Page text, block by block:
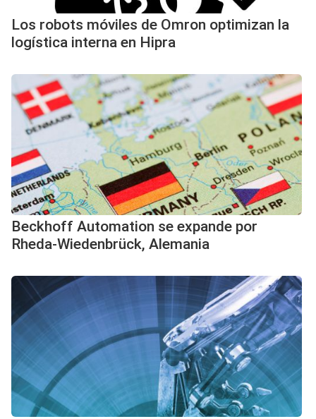
Los robots móviles de Omron optimizan la
logística interna en Hipra
Beckhoff Automation se expande por
Rheda-Wiedenbrück, Alemania